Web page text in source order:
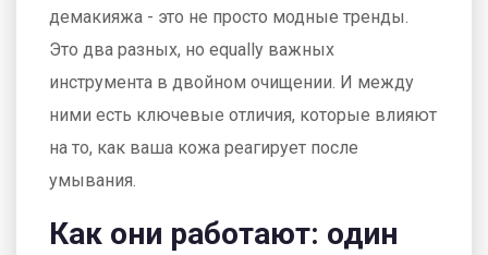
демакияжа - это не просто модные тренды.
Это два разных, но equally важных
инструмента в двойном очищении. И между
ними есть ключевые отличия, которые влияют
на то, как ваша кожа реагирует после
умывания.
Как они работают: один